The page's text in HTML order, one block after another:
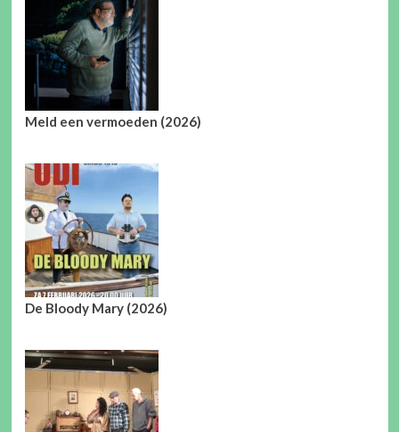
Meld een vermoeden (2026)
De Bloody Mary (2026)